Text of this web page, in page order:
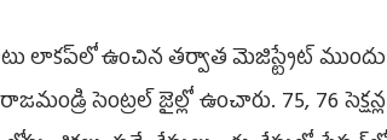
లాకప్‌లో ఉంచిన తర్వాత మెజిస్ట్రేట్‌ ముందు
సెంట్రల్‌ జైల్లో ఉంచారు. 75, 76 సెక్షన్ల